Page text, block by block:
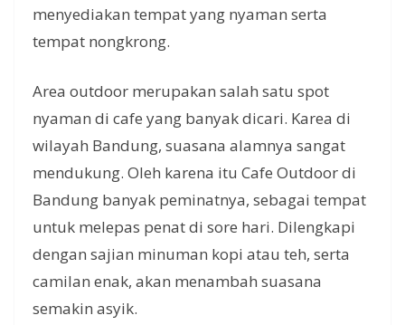
menyediakan tempat yang nyaman serta
tempat nongkrong.
Area outdoor merupakan salah satu spot
nyaman di cafe yang banyak dicari. Karea di
wilayah Bandung, suasana alamnya sangat
mendukung. Oleh karena itu Cafe Outdoor di
Bandung banyak peminatnya, sebagai tempat
untuk melepas penat di sore hari. Dilengkapi
dengan sajian minuman kopi atau teh, serta
camilan enak, akan menambah suasana
semakin asyik.